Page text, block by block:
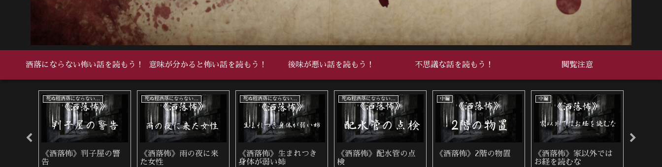
洒落にならない怖い話を読もう！ 意味が分かると怖い話を読もう！ 後味が悪い話を読もう！ 不思議な話を読もう！ 閲覧注意
死ぬ程洒落にならない怖い話
《洒落怖》判子屋の警
告
死ぬ程洒落にならない怖い話
《洒落怖》雨の夜に来
た女性
死ぬ程洒落にならない怖い話
《洒落怖》生まれつき
身体が弱い姉
死ぬ程洒落にならない怖い話
《洒落怖》配水管の点
検
中編
《洒落怖》2階の物置
中編
《洒落怖》家以外では
お経を読むな